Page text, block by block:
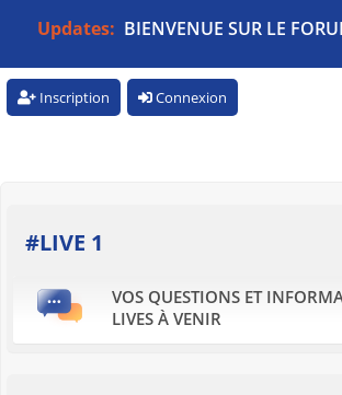
Updates: BIENVENUE SUR LE
Inscription Connexion
#LIVE 1
VOS QUESTIONS ET
LIVES À VENIR